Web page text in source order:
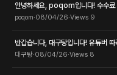
안녕하세요, poqom입니다! 수수료
poqom·08/04/26·Views 9
반갑습니다, 대구탕입니다! 유튜버
대구탕·08/04/26·Views 8